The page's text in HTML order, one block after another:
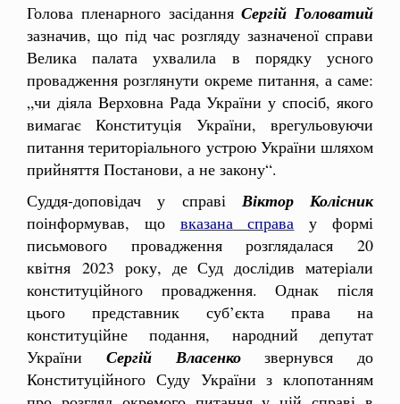
Голова пленарного засіданняСергій Головатий
зазначив, що під час розгляду зазначеної справи
Велика палата ухвалила в порядку усного
провадження розглянути окреме питання, а саме:
„чи діяла Верховна Рада України у спосіб, якого
вимагає Конституція України, врегульовуючи
питання територіального устрою України шляхом
прийняття Постанови, а не закону“.
Суддя-доповідач у справі Віктор Колісник
поінформував, що вказана справа у формі
письмового провадження розглядалася 20
квітня 2023 року, де Суд дослідив матеріали
конституційного провадження. Однак після
цього представник суб’єкта права на
конституційне подання, народний депутат
України Сергій Власенкозвернувся до
Конституційного Суду України з клопотанням